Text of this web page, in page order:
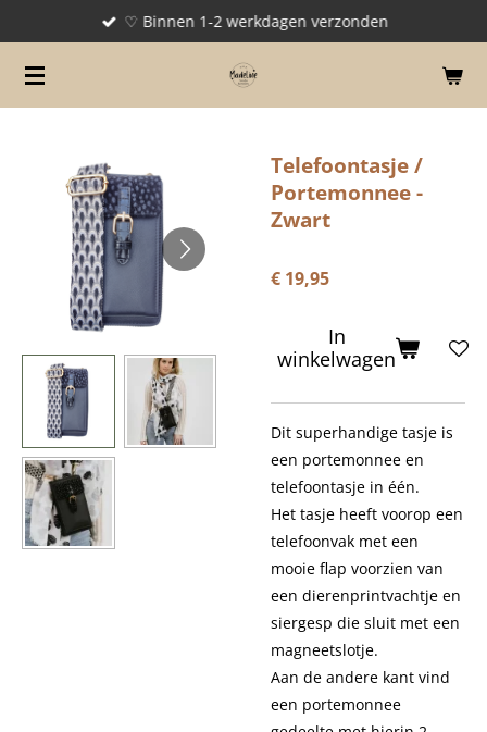
naar
de
♡ Binnen 1-2 werkdagen verzonden
Telefoontasje /
Portemonnee -
Zwart
€ 19,95
In
winkelwagen
Dit superhandige tasje is
een portemonnee en
telefoontasje in één.
Het tasje heeft voorop een
telefoonvak met een
mooie flap voorzien van
een dierenprintvachtje en
siergesp die sluit met een
magneetslotje.
Aan de andere kant vind
een portemonnee